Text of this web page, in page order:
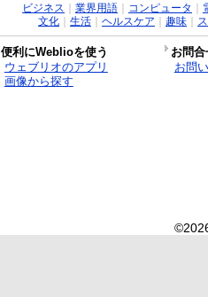
ビジネス 業界用語｜ コンピュータ
文化｜ 生活｜ ヘルスケア 趣味｜
便利にWeblioを使う
お問
ウェブリオのアプリ
画像から探す
お問